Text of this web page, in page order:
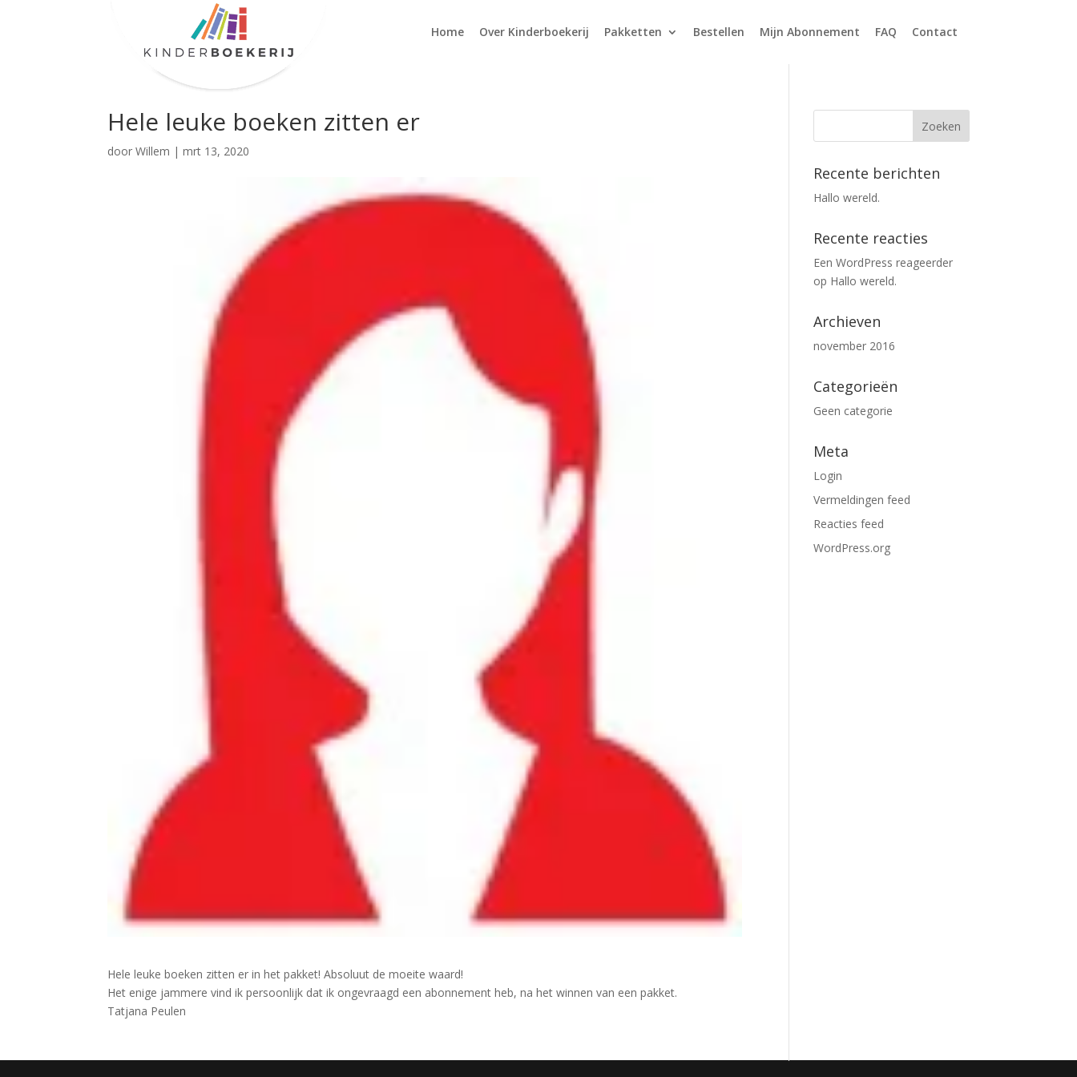
Home Over Kinderboekerij Pakketten Bestellen Mijn Abonnement FAQ Contact
Hele leuke boeken zitten er
doorWillem |mrt 13, 2020
Hele leuke boeken zitten er in het pakket! Absoluut de moeite waard!
Het enige jammere vind ik persoonlijk dat ik ongevraagd een abonnement heb, na het winnen van een pakket.
Tatjana Peulen
Recente berichten
Hallo wereld.
Recente reacties
Een WordPress reageerder
op Hallo wereld.
Archieven
november 2016
Categorieën
Geen categorie
Meta
Login
Vermeldingen feed
Reacties feed
WordPress.org